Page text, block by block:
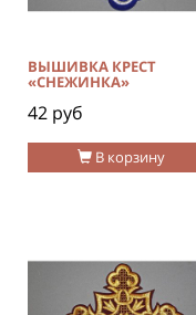
В корзину
ВЫШИВКА КРЕСТ
«СНЕЖИНКА»
42 руб